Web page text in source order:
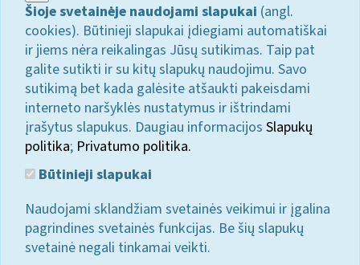
Šioje svetainėje naudojami slapukai (angl.
cookies). Būtinieji slapukai įdiegiami automatiškai
ir jiems nėra reikalingas Jūsų sutikimas. Taip pat
galite sutikti ir su kitų slapukų naudojimu. Savo
sutikimą bet kada galėsite atšaukti pakeisdami
interneto naršyklės nustatymus ir ištrindami
įrašytus slapukus. Daugiau informacijos Slapukų
politika; Privatumo politika.
Būtinieji slapukai
Naudojami sklandžiam svetainės veikimui ir įgalina
pagrindines svetainės funkcijas. Be šių slapukų
svetainė negali tinkamai veikti.